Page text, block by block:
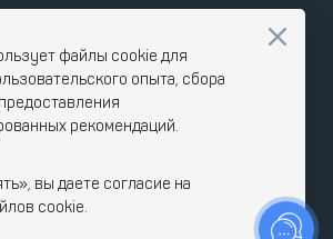
файлы cookie для
опыта, сбора
рекомендаций.
вы даете согласие на
cookie.